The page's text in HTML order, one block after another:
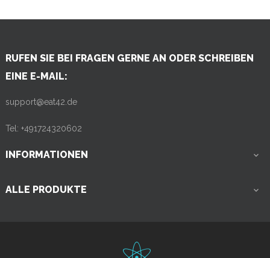
RUFEN SIE BEI FRAGEN GERNE AN ODER SCHREIBEN
EINE E-MAIL:
support@eat42.de
Tel: +491724320602
INFORMATIONEN 
ALLE PRODUKTE 